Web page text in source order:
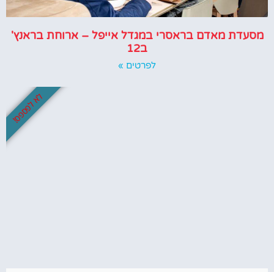
מסעדת מאדם בראסרי במגדל אייפל – ארוחת בראנץ'
ב12
לפרטים »
לא לפספס!